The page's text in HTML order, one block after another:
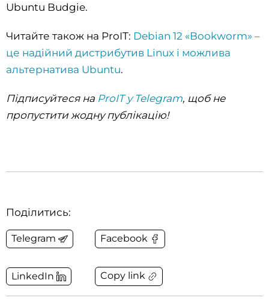
Ubuntu Budgie.
Читайте також на ProIT: Debian 12 «Bookworm» –
це надійний дистрибутив Linux і можлива
альтернатива Ubuntu.
Підписуйтеся на ProIT у Telegram, щоб не
пропустити жодну публікацію!
Поділитись:
Telegram Facebook
LinkedIn Copy link